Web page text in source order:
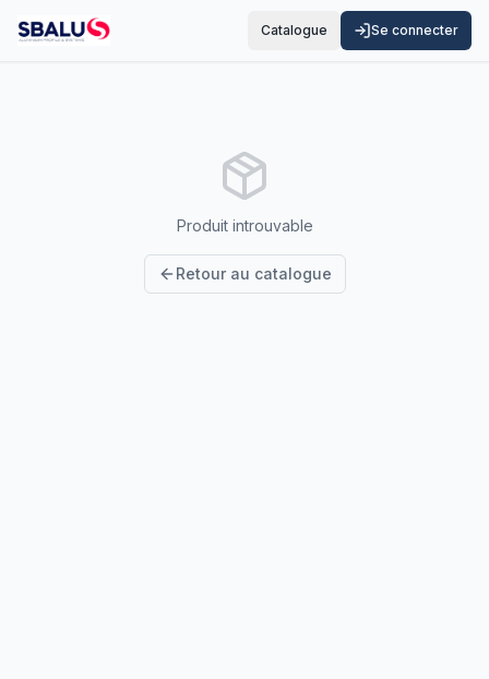
Catalogue Se connecter
Produit introuvable
Retour au catalogue